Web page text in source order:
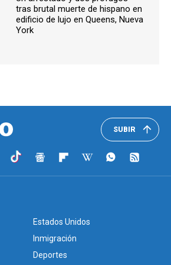
tras brutal muerte de hispano en
edificio de lujo en Queens, Nueva
York
SUBIR
Estados Unidos
Inmigración
Deportes